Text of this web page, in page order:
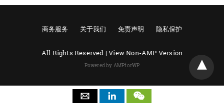
商务服务 关于我们 免责声明 隐私保护
All Rights Reserved |View Non-AMP Version
Powered by AMPforWP